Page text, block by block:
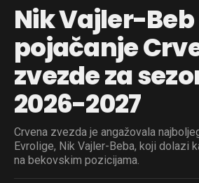
Nik Vajler-
pojačanje
zvezde za
2026-2027
Crvena zvezda je angažovala
Evrolige, Nik Vajler-Beba, koji dolazi
na bekovskim pozicijama.